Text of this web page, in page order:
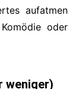
aufatmen
oder
weniger)